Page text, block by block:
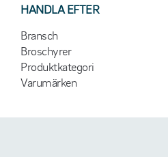
HANDLA EFTER
Bransch
Broschyrer
Produktkategori
Varumärken